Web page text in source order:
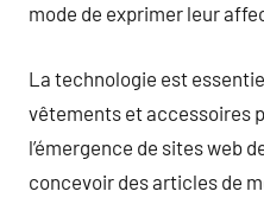
mode de exprimer leur
La technologie est
vêtements et accessoires
l’émergence de sites web
concevoir des articles de